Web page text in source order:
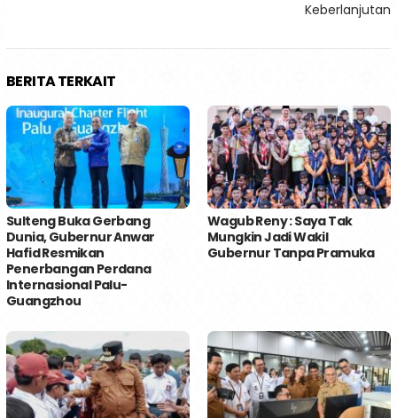
Keberlanjutan
BERITA TERKAIT
Sulteng Buka Gerbang
Dunia, Gubernur Anwar
Hafid Resmikan
Penerbangan Perdana
Internasional Palu-
Guangzhou
Wagub Reny : Saya Tak
Mungkin Jadi Wakil
Gubernur Tanpa Pramuka